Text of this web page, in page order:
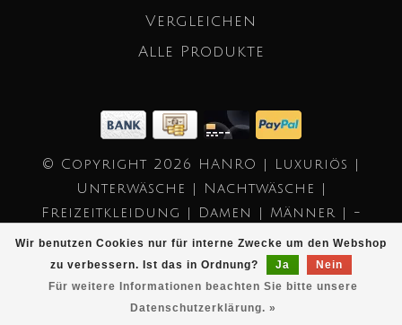
Wir benutzen Cookies nur für interne Zwecke um den Webshop
zu verbessern. Ist das in Ordnung?
Ja
Nein
Für weitere Informationen beachten Sie bitte unsere
Datenschutzerklärung. »
Vergleichen
Alle Produkte
© Copyright 2026 HANRO | Luxuriös |
Unterwäsche | Nachtwäsche |
Freizeitkleidung | Damen | Männer | -
Powered by
Lightspeed
- Theme by
Dyvelopment